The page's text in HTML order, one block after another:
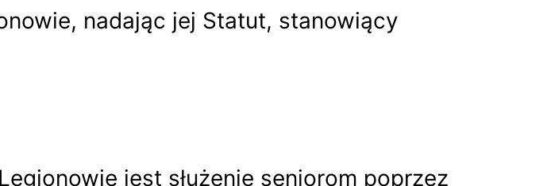
nadając jej Statut, stanowiący
jest służenie seniorom poprzez